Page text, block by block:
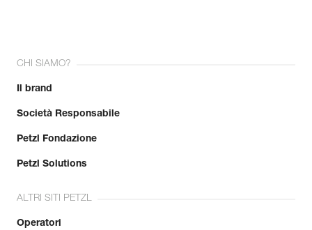
CHI SIAMO?
Il brand
Società Responsabile
Petzl Fondazione
Petzl Solutions
ALTRI SITI PETZL
Operatori